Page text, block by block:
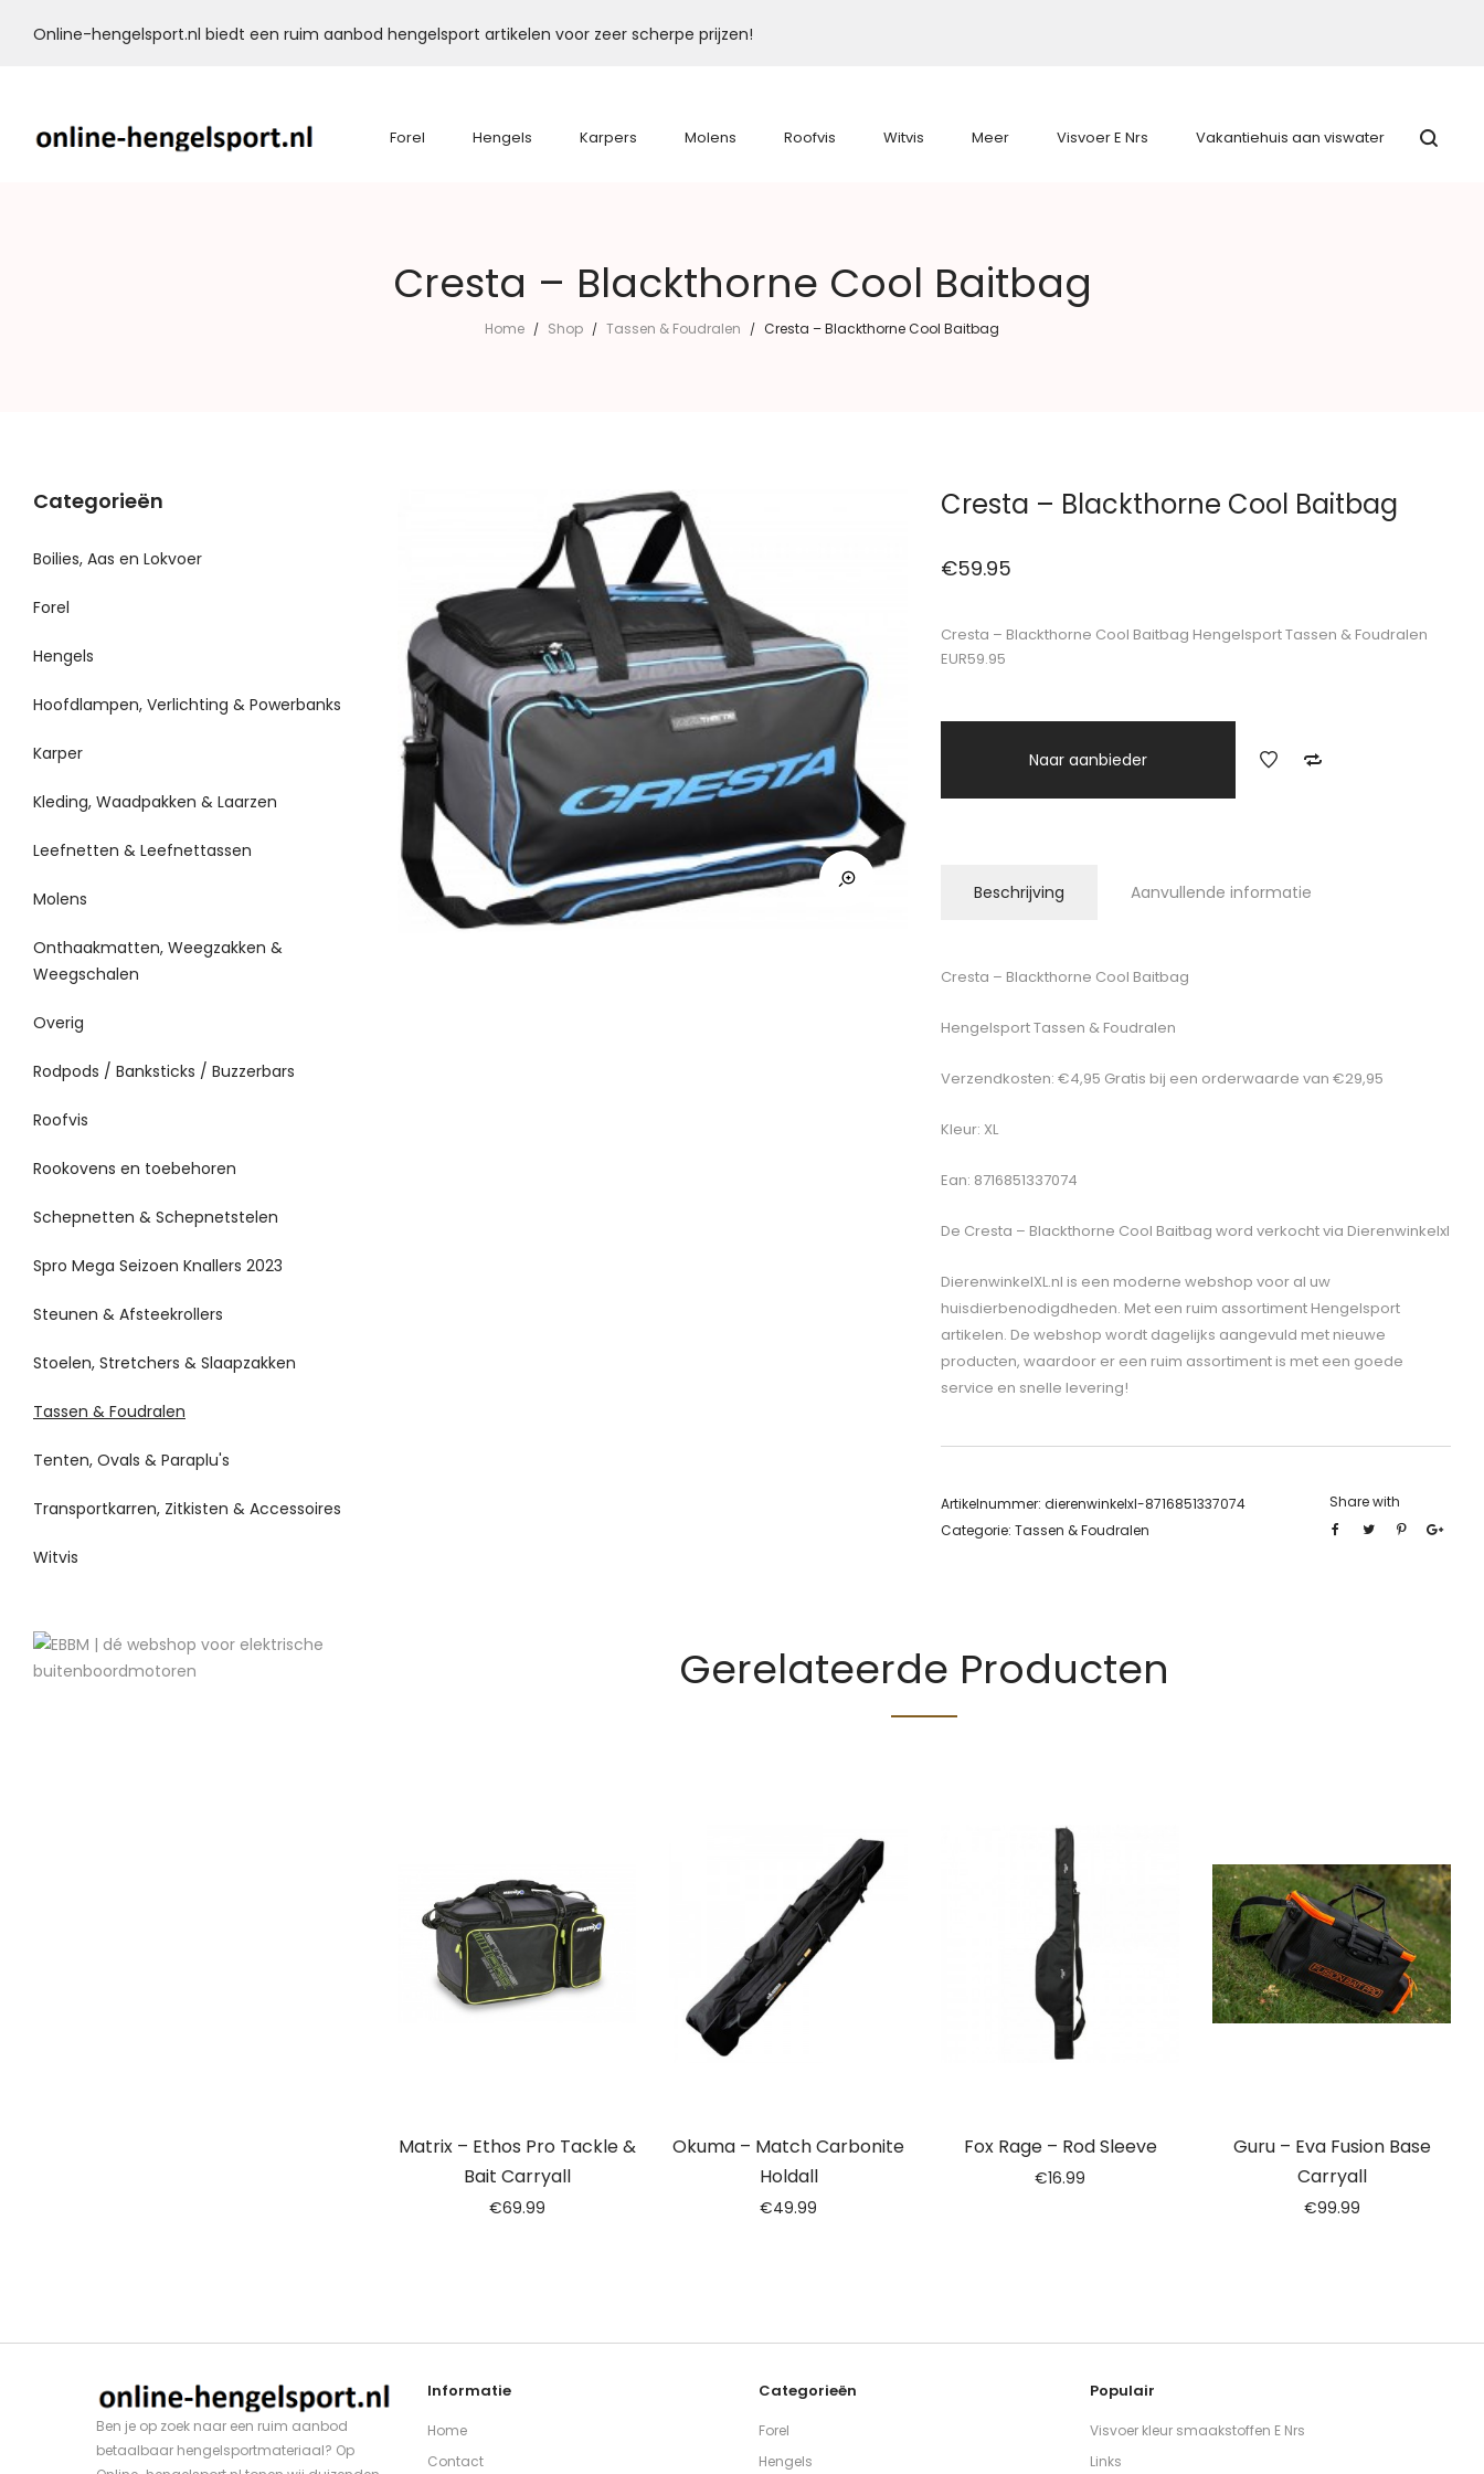
Online-hengelsport.nl biedt een ruim aanbod hengelsport artikelen voor zeer scherpe prijzen!
Forel Hengels Karpers Molens Roofvis Witvis Meer Visvoer E Nrs Vakantiehuis aan viswater
Cresta – Blackthorne Cool Baitbag
Home / Shop / Tassen & Foudralen / Cresta – Blackthorne Cool Baitbag
Cresta – Blackthorne Cool Baitbag
€59.95
Cresta – Blackthorne Cool Baitbag Hengelsport Tassen & Foudralen
EUR59.95
Naar aanbieder
Beschrijving Aanvullende informatie
Cresta – Blackthorne Cool Baitbag
Hengelsport Tassen & Foudralen
Verzendkosten: €4,95 Gratis bij een orderwaarde van €29,95
Kleur: XL
Ean: 8716851337074
De Cresta – Blackthorne Cool Baitbag word verkocht via Dierenwinkelxl
DierenwinkelXL.nl is een moderne webshop voor al uw
huisdierbenodigdheden. Met een ruim assortiment Hengelsport
artikelen. De webshop wordt dagelijks aangevuld met nieuwe
producten, waardoor er een ruim assortiment is met een goede
service en snelle levering!
Artikelnummer: dierenwinkelxl-8716851337074
Categorie: Tassen & Foudralen
Share with
Gerelateerde Producten
Matrix – Ethos Pro Tackle &
Bait Carryall
€69.99
Okuma – Match Carbonite
Holdall
€49.99
Fox Rage – Rod Sleeve
€16.99
Guru – Eva Fusion Base
Carryall
€99.99
Categorieën
Boilies, Aas en Lokvoer
Forel
Hengels
Hoofdlampen, Verlichting & Powerbanks
Karper
Kleding, Waadpakken & Laarzen
Leefnetten & Leefnettassen
Molens
Onthaakmatten, Weegzakken &
Weegschalen
Overig
Rodpods / Banksticks / Buzzerbars
Roofvis
Rookovens en toebehoren
Schepnetten & Schepnetstelen
Spro Mega Seizoen Knallers 2023
Steunen & Afsteekrollers
Stoelen, Stretchers & Slaapzakken
Tassen & Foudralen
Tenten, Ovals & Paraplu's
Transportkarren, Zitkisten & Accessoires
Witvis
Ben je op zoek naar een ruim aanbod
betaalbaar hengelsportmateriaal? Op
Informatie
Home
Contact
Categorieën
Forel
Hengels
Populair
Visvoer kleur smaakstoffen E Nrs
Links